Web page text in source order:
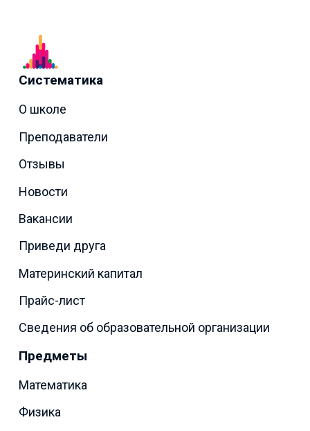
Систематика
О школе
Преподаватели
Отзывы
Новости
Вакансии
Приведи друга
Материнский капитал
Прайс-лист
Сведения об образовательной организации
Предметы
Математика
Физика